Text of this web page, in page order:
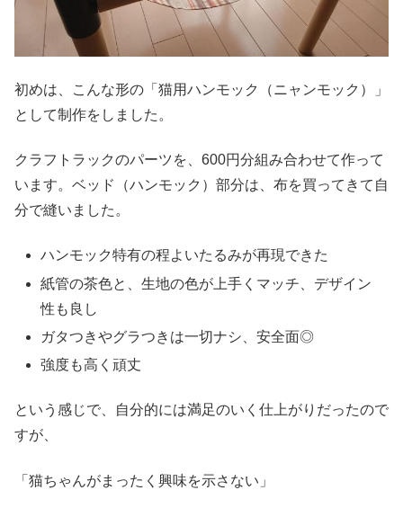
初めは、こんな形の「猫用ハンモック（ニャンモック）」
として制作をしました。
クラフトラックのパーツを、600円分組み合わせて作って
います。ベッド（ハンモック）部分は、布を買ってきて自
分で縫いました。
ハンモック特有の程よいたるみが再現できた
紙管の茶色と、生地の色が上手くマッチ、デザイン
性も良し
ガタつきやグラつきは一切ナシ、安全面◎
強度も高く頑丈
という感じで、自分的には満足のいく仕上がりだったので
すが、
「猫ちゃんがまったく興味を示さない」